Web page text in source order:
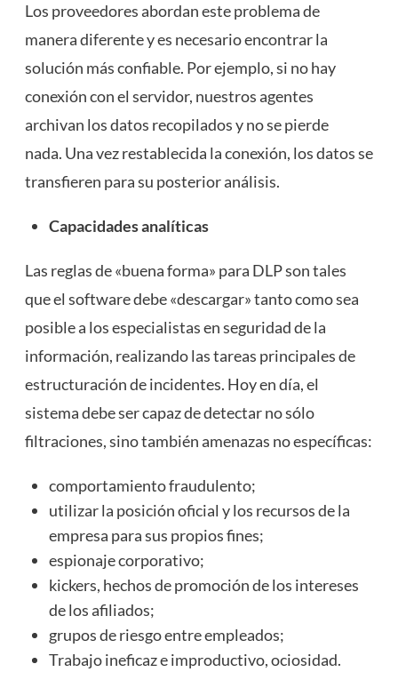
Los proveedores abordan este problema de
manera diferente y es necesario encontrar la
solución más confiable. Por ejemplo, si no hay
conexión con el servidor, nuestros agentes
archivan los datos recopilados y no se pierde
nada. Una vez restablecida la conexión, los datos se
transfieren para su posterior análisis.
Capacidades analíticas
Las reglas de «buena forma» para DLP son tales
que el software debe «descargar» tanto como sea
posible a los especialistas en seguridad de la
información, realizando las tareas principales de
estructuración de incidentes. Hoy en día, el
sistema debe ser capaz de detectar no sólo
filtraciones, sino también amenazas no específicas:
comportamiento fraudulento;
utilizar la posición oficial y los recursos de la
empresa para sus propios fines;
espionaje corporativo;
kickers, hechos de promoción de los intereses
de los afiliados;
grupos de riesgo entre empleados;
Trabajo ineficaz e improductivo, ociosidad.